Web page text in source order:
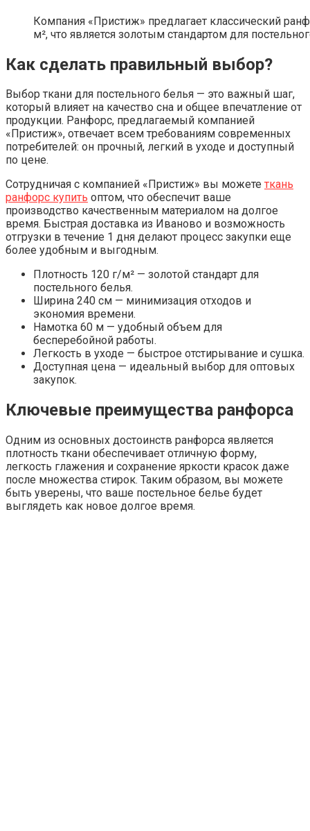
Компания «Пристиж» предлагает классический
м², что является золотым стандартом для
Как сделать правильный выбор?
Выбор ткани для постельного белья — это важный шаг,
который влияет на качество сна и общее впечатление от
продукции. Ранфорс, предлагаемый компанией
«Пристиж», отвечает всем требованиям современных
потребителей: он прочный, легкий в уходе и доступный
по цене.
Сотрудничая с компанией «Пристиж» вы можете ткань
ранфорс купить оптом, что обеспечит ваше
производство качественным материалом на долгое
время. Быстрая доставка из Иваново и возможность
отгрузки в течение 1 дня делают процесс закупки еще
более удобным и выгодным.
Плотность 120 г/м² — золотой стандарт для
постельного белья.
Ширина 240 см — минимизация отходов и
экономия времени.
Намотка 60 м — удобный объем для
бесперебойной работы.
Легкость в уходе — быстрое отстирывание и сушка.
Доступная цена — идеальный выбор для оптовых
закупок.
Ключевые преимущества ранфорса
Одним из основных достоинств ранфорса является
плотность ткани обеспечивает отличную форму,
легкость глажения и сохранение яркости красок даже
после множества стирок. Таким образом, вы можете
быть уверены, что ваше постельное белье будет
выглядеть как новое долгое время.